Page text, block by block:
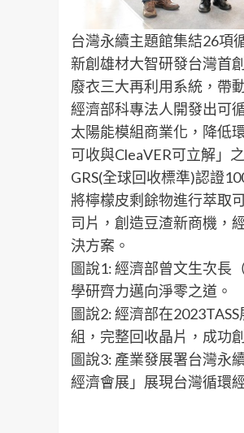
台灣永續主題館集結26項
新創雄材大智研發台灣首
廢衣三大再利用系統，帶
經濟部科專法人開發出可
太陽能模組商業化，降低
可收與CleaVER可立解」
GRS(全球回收標準)認證
將檸檬皮剩餘物進行萃取
司片，創造豆渣新商機，
決方案。
圖說1: 經濟部曾文生次長
學研齊力邁向淨零之道。
圖說2: 經濟部在
組，完整回收晶片，成功
圖說3: 產業發展署台灣永
經濟會展」展現台灣循環